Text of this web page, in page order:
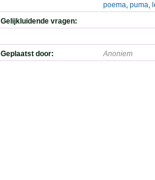
poema, puma,
Gelijkluidende vragen:
Geplaatst door: Anoniem